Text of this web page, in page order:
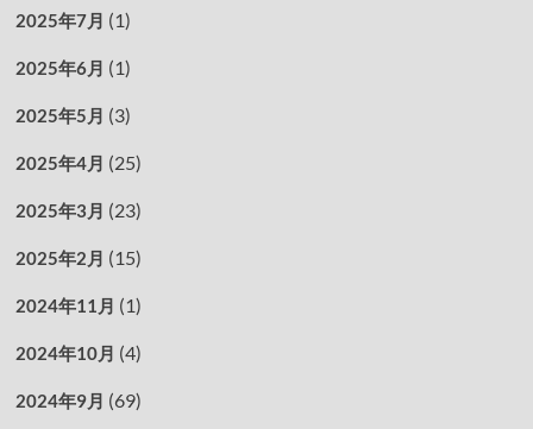
2025年7月 (1)
2025年6月 (1)
2025年5月 (3)
2025年4月 (25)
2025年3月 (23)
2025年2月 (15)
2024年11月 (1)
2024年10月 (4)
2024年9月 (69)